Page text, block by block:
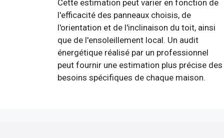
Cette estimation peut varier en fonction de
l'efficacité des panneaux choisis, de
l'orientation et de l'inclinaison du toit, ainsi
que de l'ensoleillement local. Un audit
énergétique réalisé par un professionnel
peut fournir une estimation plus précise des
besoins spécifiques de chaque maison.